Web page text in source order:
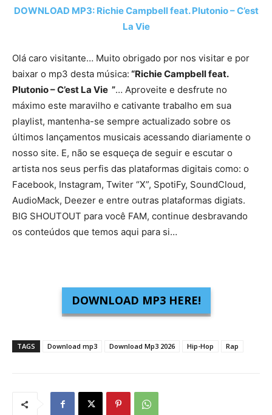
DOWNLOAD MP3: Richie Campbell feat. Plutonio – C’est
La Vie
Olá caro visitante… Muito obrigado por nos visitar e por
baixar o mp3 desta música: “Richie Campbell feat.
Plutonio – C’est La Vie ”… Aproveite e desfrute no
máximo este maravilho e cativante trabalho em sua
playlist, mantenha-se sempre actualizado sobre os
últimos lançamentos musicais acessando diariamente o
nosso site. E, não se esqueça de seguir e escutar o
artista nos seus perfis das plataformas digitais como: o
Facebook, Instagram, Twiter “X”, SpotiFy, SoundCloud,
AudioMack, Deezer e entre outras plataformas digiats.
BIG SHOUTOUT para você FAM, continue desbravando
os conteúdos que temos aqui para si…
DOWNLOAD MP3 HERE!
TAGS Download mp3 Download Mp3 2026 Hip-Hop Rap